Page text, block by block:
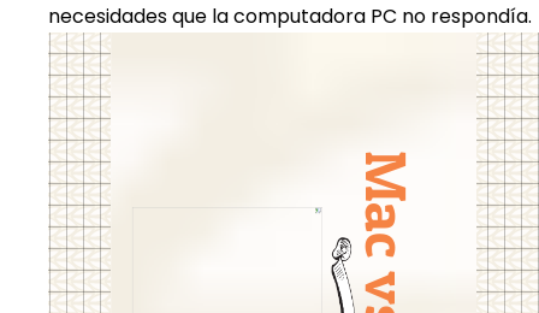
necesidades que la computadora PC no respondía.